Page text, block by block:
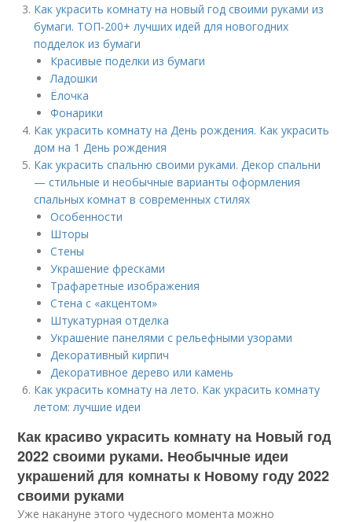
Как украсить комнату на новый год своими руками из
бумаги. ТОП-200+ лучших идей для новогодних
подделок из бумаги
Красивые поделки из бумаги
Ладошки
Ёлочка
Фонарики
Как украсить комнату на День рождения. Как украсить
дом на 1 День рождения
Как украсить спальню своими руками. Декор спальни
— стильные и необычные варианты оформления
спальных комнат в современных стилях
Особенности
Шторы
Стены
Украшение фресками
Трафаретные изображения
Стена с «акцентом»
Штукатурная отделка
Украшение панелями с рельефными узорами
Декоративный кирпич
Декоративное дерево или камень
Как украсить комнату на лето. Как украсить комнату
летом: лучшие идеи
Как красиво украсить комнату на Новый год
2022 своими руками. Необычные идеи
украшений для комнаты к Новому году 2022
своими руками
Уже накануне этого чудесного момента можно